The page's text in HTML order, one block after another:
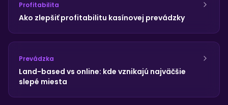
Profitabilita
Ako zlepšiť profitabilitu kasínovej prevádzky
Prevádzka
Land-based vs online: kde vznikajú najväčšie
slepé miesta